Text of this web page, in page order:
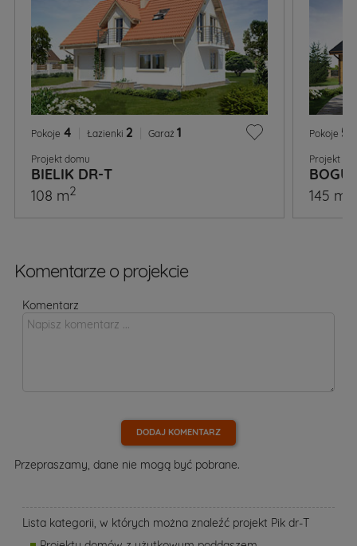
Pokoje 4 Łazienki 2 Garaż 1
Projekt domu
BIELIK DR-T
108 m2
Pokoje 5
Projekt
145 m
Komentarze o projekcie
Komentarz
DODAJ KOMENTARZ
Przepraszamy, dane nie mogą być pobrane.
Lista kategorii, w których można znaleźć projekt Pik dr-T